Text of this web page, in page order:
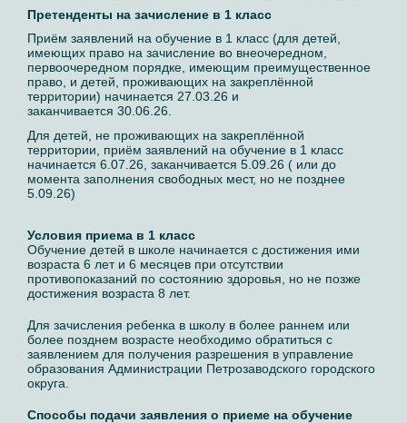
Претенденты на зачисление в 1 класс
Приём заявлений на обучение в 1 класс (для детей,
имеющих право на зачисление во внеочередном,
первоочередном порядке, имеющим преимущественное
право, и детей, проживающих на закреплённой
территории) начинается 27.03.26 и
заканчивается 30.06.26.
Для детей, не проживающих на закреплённой
территории, приём заявлений на обучение в 1 класс
начинается 6.07.26, заканчивается 5.09.26 ( или до
момента заполнения свободных мест, но не позднее
5.09.26)
Условия приема в 1 класс
Обучение детей в школе начинается с достижения ими
возраста 6 лет и 6 месяцев при отсутствии
противопоказаний по состоянию здоровья, но не позже
достижения возраста 8 лет.
Для зачисления ребенка в школу в более раннем или
более позднем возрасте необходимо обратиться с
заявлением для получения разрешения в управление
образования Администрации Петрозаводского городского
округа.
Способы подачи заявления о приеме на обучение